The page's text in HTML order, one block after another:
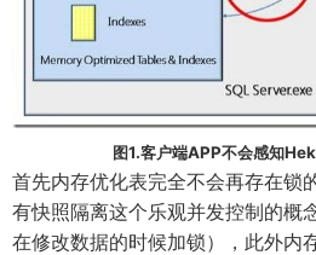
图1.客户端APP不会感知
首先内存优化表完全不会再存在锁
有快照隔离这个乐观并发控制的概
在修改数据的时候加锁），此外内